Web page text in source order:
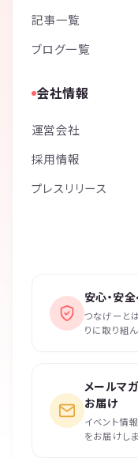
記事一覧
ブログ一覧
会社情報
運営会社
採用情報
プレスリリース
安心・安
つなげーと
りに取り組ん
メールマ
お届け
イベント情
をお届けしま